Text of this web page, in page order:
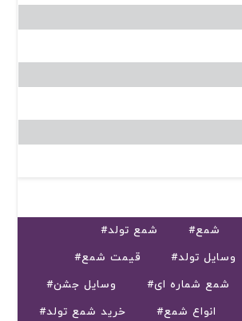
#شمع
#شمع تولد
#وسایل تولد
#قیمت شمع
#شمع شماره ای
#وسایل جشن
#انواع شمع
#خرید شمع تولد